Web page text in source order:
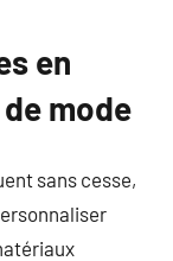
en
mode
sans cesse,